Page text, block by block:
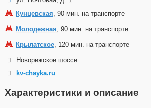
Кунцевская, 90 мин. на транспорте
Молодежная, 90 мин. на транспорте
Крылатское, 120 мин. на транспорте
Новорижское шоссе
kv-chayka.ru
Характеристики и описание